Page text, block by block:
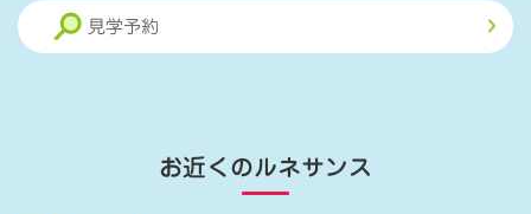
見学予約
お近くのルネサンス